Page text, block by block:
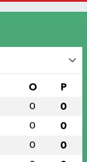
O P
0 0
0 0
0 0